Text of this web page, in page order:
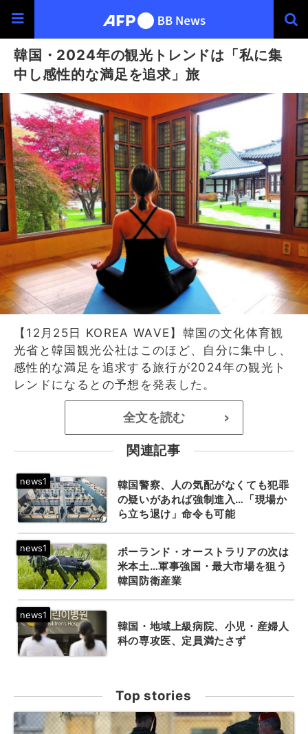
韓国・2024年の観光トレンドは「私に集
中し感性的な満足を追求」旅
【12月25日 KOREA WAVE】韓国の文化体育観
光省と韓国観光公社はこのほど、自分に集中し、
感性的な満足を追求する旅行が2024年の観光ト
レンドになるとの予想を発表した。
全文を読む >
関連記事
韓国警察、人の気配がなくても犯罪
の疑いがあれば強制進入…「現場か
ら立ち退け」命令も可能
ポーランド・オーストラリアの次は
米本土…軍事強国・最大市場を狙う
韓国防衛産業
韓国・地域上級病院、小児・産婦人
科の専攻医、定員満たさず
Top stories